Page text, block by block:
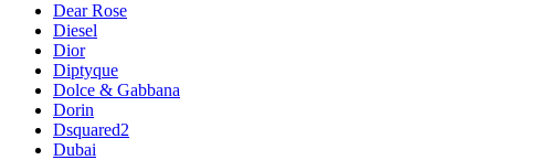
Dear Rose
Diesel
Dior
Diptyque
Dolce & Gabbana
Dorin
Dsquared2
Dubai